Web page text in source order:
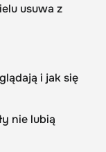
usuwa z
i jak się
nie lubią